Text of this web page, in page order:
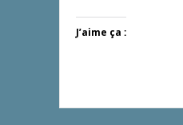
J’aime ça :